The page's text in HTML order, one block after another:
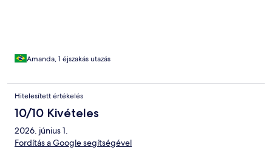
Amanda, 1 éjszakás utazás
Hitelesített értékelés
10/10 Kivételes
2026. június 1.
Fordítás a Google segítségével